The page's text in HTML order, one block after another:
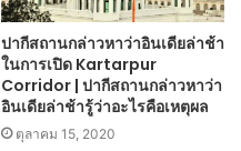
ปากีสถานกล่าวหาว่าอินเดียล่าช้า
ในการเปิด Kartarpur
Corridor | ปากีสถานกล่าวหาว่า
อินเดียล่าช้ารู้ว่าอะไรคือเหตุผล
ตุลาคม 15, 2020